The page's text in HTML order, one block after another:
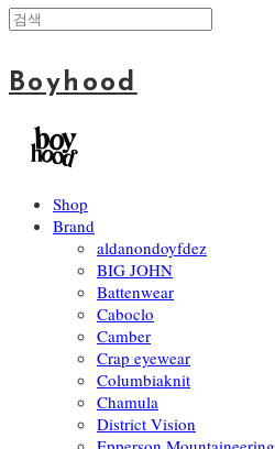
Boyhood
Shop
Brand
aldanondoyfdez
BIG JOHN
Battenwear
Caboclo
Camber
Crap eyewear
Columbiaknit
Chamula
District Vision